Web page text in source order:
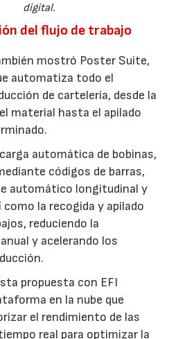
digital.
del flujo de trabajo
mostró Poster Suite,
automatiza todo el
de cartelería, desde la
material hasta el apilado
automática de bobinas,
códigos de barras,
automático longitudinal y
la recogida y apilado
reduciendo la
y acelerando los
propuesta con EFI
en la nube que
el rendimiento de las
real para optimizar la